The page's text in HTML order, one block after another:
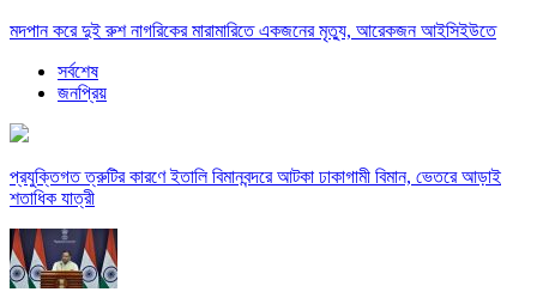
মদপান করে দুই রুশ নাগরিকের মারামারিতে একজনের মৃত্যু, আরেকজন আইসিইউতে
সর্বশেষ
জনপ্রিয়
প্রযুক্তিগত ত্রুটির কারণে ইতালি বিমানবন্দরে আটকা ঢাকাগামী বিমান, ভেতরে আড়াই
শতাধিক যাত্রী